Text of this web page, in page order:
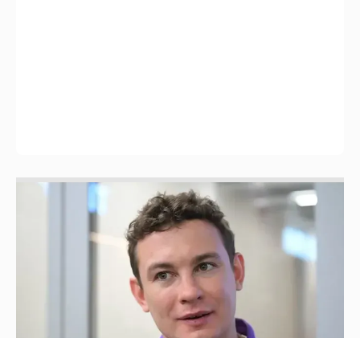
Никита Кологривый высказался насчёт